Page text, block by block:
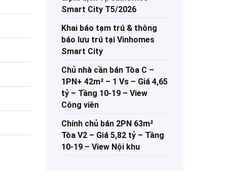
Smart City T5/2026
Khai báo tạm trú & thông
báo lưu trú tại Vinhomes
Smart City
Chủ nhà cần bán Tòa C –
1PN+ 42m² – 1 Vs – Giá 4,65
tỷ – Tầng 10-19 – View
Công viên
Chính chủ bán 2PN 63m²
Tòa V2 – Giá 5,82 tỷ – Tầng
10-19 – View Nội khu